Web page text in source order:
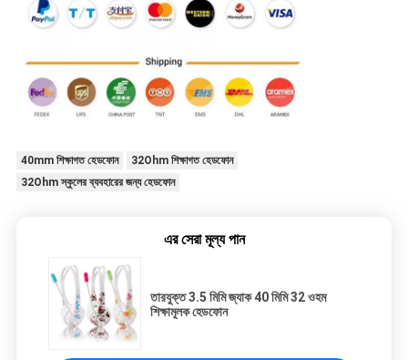
40mm শিক্ষাগত হেডফোন
32Ohm শিক্ষাগত হেডফোন
32Ohm স্কুলের ব্যবহারের জন্য হেডফোন
এর সেরা মূল্য পান
তারযুক্ত 3.5 মিমি জ্যাক 40 মিমি 32 ওহম
শিক্ষামূলক হেডফোন